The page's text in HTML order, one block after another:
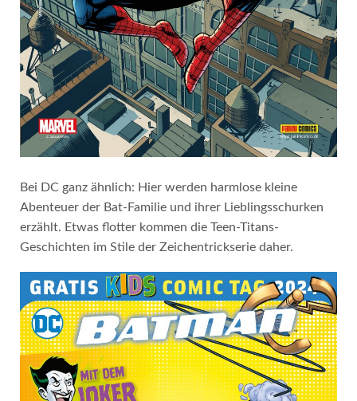
Bei DC ganz ähnlich: Hier werden harmlose kleine
Abenteuer der Bat-Familie und ihrer Lieblingsschurken
erzählt. Etwas flotter kommen die Teen-Titans-
Geschichten im Stile der Zeichentrickserie daher.